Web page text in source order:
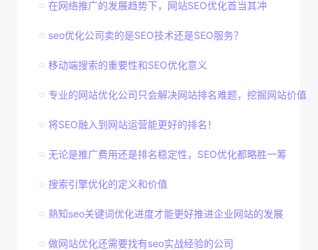
在网络推广的发展趋势下，网站SEO优化首当其冲
seo优化公司卖的是SEO技术还是SEO服务？
移动端搜索的重要性和SEO优化意义
专业的网站优化公司只会解决网站排名难题，挖掘网站价值
将SEO融入到网站运营能更好的排名！
无论是推广费用还是排名稳定性，SEO优化都略胜一筹
搜索引擎优化的定义和价值
熟知seo关键词优化进度才能更好推进企业网站的发展
做网站优化还需要找有seo实战经验的公司